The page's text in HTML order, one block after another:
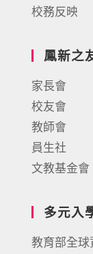
校務反映
鳳新之
家長會
校友會
教師會
員生社
文教基金會
多元入
教育部全球